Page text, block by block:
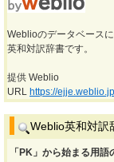
Weblioのデータベース
英和対訳辞書です。
提供 Weblio
URL https://
Weblio英和対訳
「PK」から始まる用語